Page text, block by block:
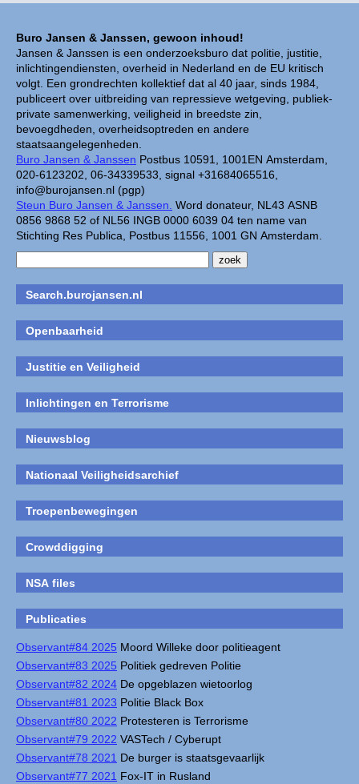
Buro Jansen & Janssen, gewoon inhoud!
Jansen & Janssen is een onderzoeksburo dat politie, justitie,
inlichtingendiensten, overheid in Nederland en de EU kritisch
volgt. Een grondrechten kollektief dat al 40 jaar, sinds 1984,
publiceert over uitbreiding van repressieve wetgeving, publiek-
private samenwerking, veiligheid in breedste zin,
bevoegdheden, overheidsoptreden en andere
staatsaangelegenheden.
Buro Jansen & Janssen Postbus 10591, 1001EN Amsterdam,
020-6123202, 06-34339533, signal +31684065516,
info@burojansen.nl (pgp)
Steun Buro Jansen & Janssen. Word donateur, NL43 ASNB
0856 9868 52 of NL56 INGB 0000 6039 04 ten name van
Stichting Res Publica, Postbus 11556, 1001 GN Amsterdam.
Search.burojansen.nl
Openbaarheid
Justitie en Veiligheid
Inlichtingen en Terrorisme
Nieuwsblog
Nationaal Veiligheidsarchief
Troepenbewegingen
Crowddigging
NSA files
Publicaties
Observant#84 2025 Moord Willeke door politieagent
Observant#83 2025 Politiek gedreven Politie
Observant#82 2024 De opgeblazen wietoorlog
Observant#81 2023 Politie Black Box
Observant#80 2022 Protesteren is Terrorisme
Observant#79 2022 VASTech / Cyberupt
Observant#78 2021 De burger is staatsgevaarlijk
Observant#77 2021 Fox-IT in Rusland